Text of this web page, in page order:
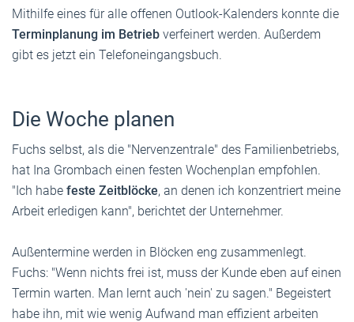
Mithilfe eines für alle offenen Outlook-Kalenders konnte die
Terminplanung im Betrieb verfeinert werden. Außerdem
gibt es jetzt ein Telefoneingangsbuch.
Die Woche planen
Fuchs selbst, als die "Nervenzentrale" des Familienbetriebs,
hat Ina Grombach einen festen Wochenplan empfohlen.
"Ich habe feste Zeitblöcke, an denen ich konzentriert meine
Arbeit erledigen kann", berichtet der Unternehmer.
Außen­­termine werden in Blöcken eng zusammenlegt.
Fuchs: "Wenn nichts frei ist, muss der Kunde eben auf einen
Termin warten. Man lernt auch 'nein' zu sagen." Begeistert
habe ihn, mit wie wenig Aufwand man effizient arbeiten